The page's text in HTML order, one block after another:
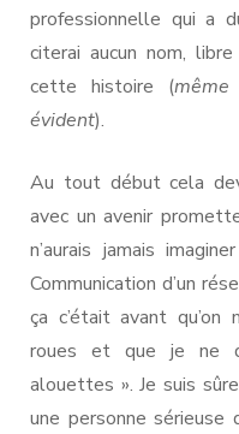
professionnelle qui a
citerai aucun nom,
cette histoire (
évident).
Au tout début cela
avec un avenir
n’aurais jamais
Communication d’un
ça c’était avant
roues et que je ne
alouettes ». Je suis
une personne sérieuse